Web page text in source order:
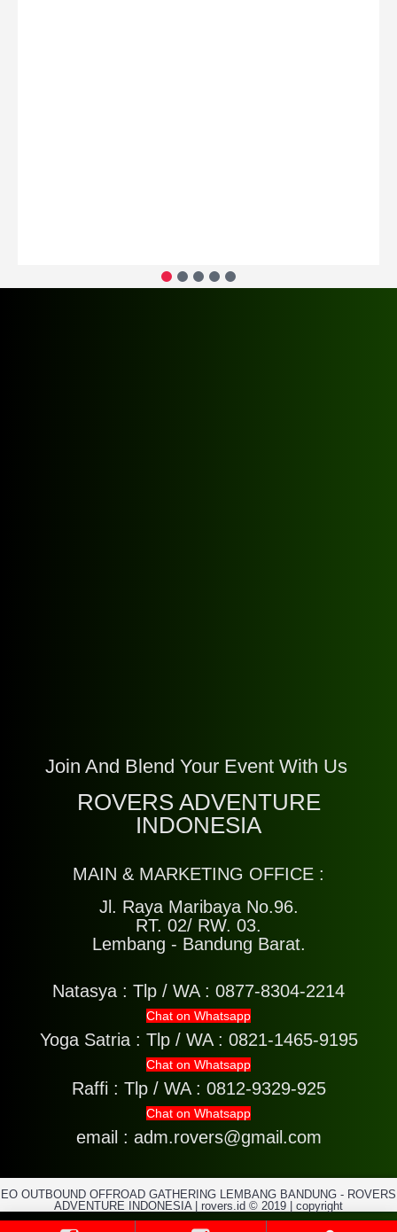
Join And Blend Your Event With Us
ROVERS ADVENTURE
INDONESIA
MAIN & MARKETING OFFICE :
Jl. Raya Maribaya No.96.
RT. 02/ RW. 03.
Lembang - Bandung Barat.
Natasya : Tlp / WA : 0877-8304-2214
Chat on Whatsapp
Yoga Satria : Tlp / WA : 0821-1465-9195
Chat on Whatsapp
Raffi : Tlp / WA : 0812-9329-925
Chat on Whatsapp
email : adm.rovers@gmail.com
EO OUTBOUND OFFROAD GATHERING LEMBANG BANDUNG - ROVERS
ADVENTURE INDONESIA | rovers.id © 2019 | copyright